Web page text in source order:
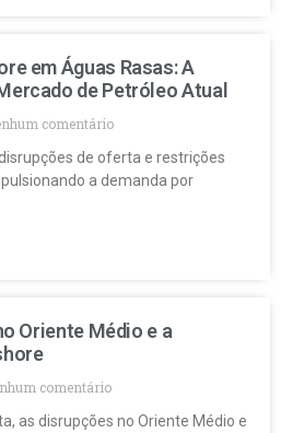
em Águas Rasas: A
de Petróleo Atual
comentário
de oferta e restrições
a demanda por
Oriente Médio e a
comentário
as disrupções no Oriente Médio e